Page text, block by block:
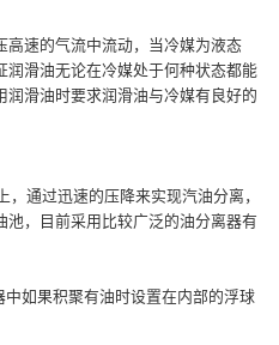
高速的气流中流动，当冷媒为液态
润滑油无论在冷媒处于何种状态都能
滑油时要求润滑油与冷媒有良好的
通过迅速的压降来实现汽油分离，
，目前采用比较广泛的油分离器有
果积聚有油时设置在内部的浮球